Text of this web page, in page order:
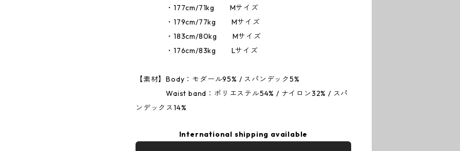
・177cm/71kg Mサイズ
・179cm/77kg Mサイズ
・183cm/80kg Mサイズ
・176cm/83kg Lサイズ
【素材】Body：モダール95% / スパンデック5%
Waist band：ポリエステル54% / ナイロン32% / スパ
ンデックス14%
International shipping available